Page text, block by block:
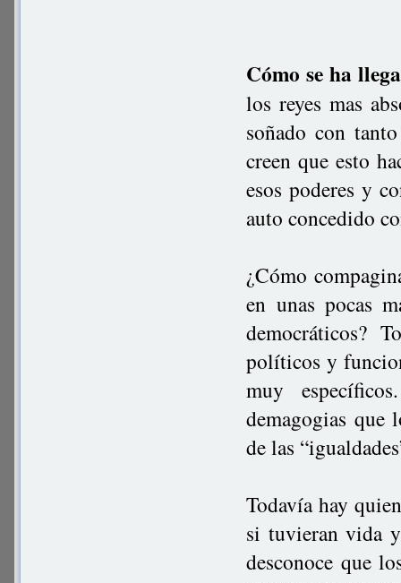
Cómo se ha
los reyes mas
soñado con
creen que esto
esos poderes y
auto concedido
¿Cómo
en unas pocas
democráticos?
políticos y
muy
demagogias que
de las
Todavía hay
si tuvieran vida
desconoce que